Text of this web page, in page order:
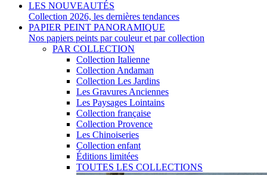
LES NOUVEAUTÉS
Collection 2026, les dernières tendances
PAPIER PEINT PANORAMIQUE
Nos papiers peints par couleur et par collection
PAR COLLECTION
Collection Italienne
Collection Andaman
Collection Les Jardins
Les Gravures Anciennes
Les Paysages Lointains
Collection française
Collection Provence
Les Chinoiseries
Collection enfant
Éditions limitées
TOUTES LES COLLECTIONS